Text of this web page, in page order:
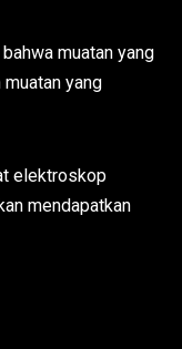
muatan yang
yang
elektroskop
mendapatkan